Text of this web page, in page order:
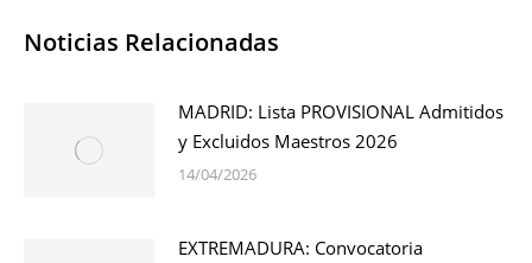
Noticias Relacionadas
MADRID: Lista PROVISIONAL Admitidos
y Excluidos Maestros 2026
14/04/2026
EXTREMADURA: Convocatoria